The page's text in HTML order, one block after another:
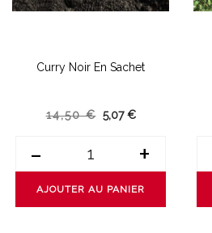
Curry Noir En Sachet
14,50 € 5,07 €
- +
AJOUTER AU PANIER